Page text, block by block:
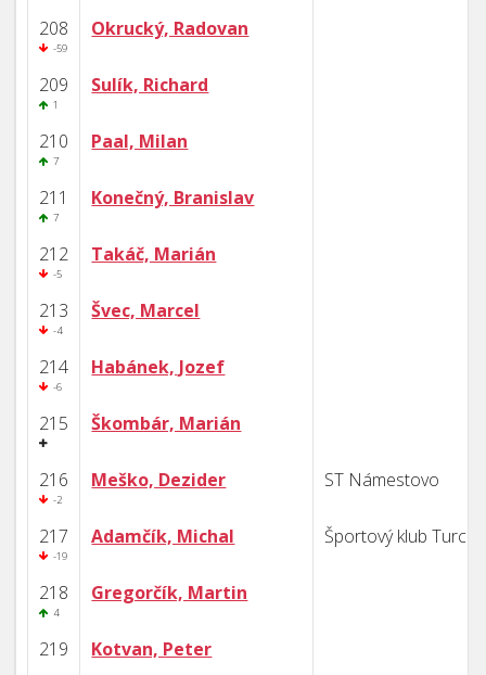
208
-59
Okrucký, Radovan
209
1
Sulík, Richard
210
7
Paal, Milan
211
7
Konečný, Branislav
212
-5
Takáč, Marián
213
-4
Švec, Marcel
214
-6
Habánek, Jozef
215 Škombár, Marián
216
-2
Meško, Dezider ST Námestovo
217
-19
Adamčík, Michal Športový klub Turca
218
4
Gregorčík, Martin
219
Kotvan, Peter